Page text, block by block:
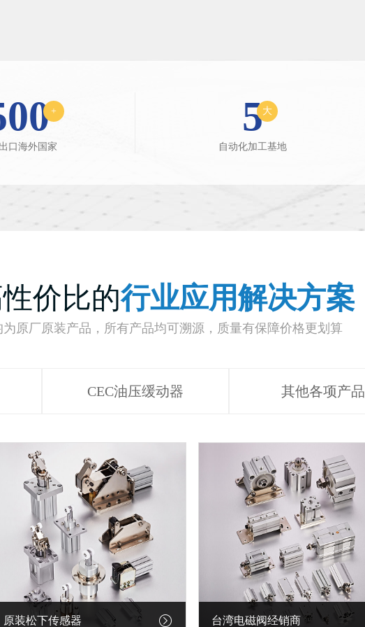
+
口海外国家
5大
自动化加工基地
价比的行业应用解决方案
原厂原装产品，所有产品均可溯源，质量有保障价格更划算
CEC油压缓动器 其他各项产品
原装松下传感器 台湾电磁阀经销商